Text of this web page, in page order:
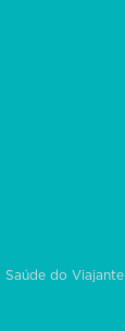
do Viajante